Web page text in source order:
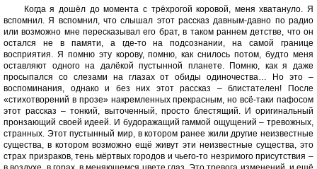
Когда я дошёл до момента с трёхрогой коровой, меня хватануло. Я
вспомнил. Я вспомнил, что слышал этот рассказ давным-давно по радио
или возможно мне пересказывал его брат, в таком раннем детстве, что он
остался не в памяти, а где-то на подсознании, на самой границе
восприятия. Я помню эту корову, помню, как снилось потом, будто меня
оставляют одного на далёкой пустынной планете. Помню, как я даже
просыпался со слезами на глазах от обиды одиночества… Но это –
воспоминания, однако и без них этот рассказ – блистателен! После
«стихотворений в прозе» накремленных прекрасным, но всё-таки пафосом
этот рассказ – тонкий, выточенный, просто блестящий. И оригинальный
пронзающий своей идеей. И будоражащий гаммой ощущений – тревожных,
странных. Этот пустынный мир, в котором ранее жили другие неизвестные
существа, в котором возможно ещё живут эти неизвестные существа, это
страх призраков, тень мёртвых городов и чьего-то незримого присутствия –